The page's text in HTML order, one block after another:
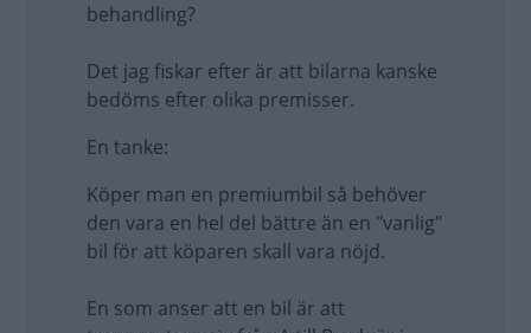
behandling?
Det jag fiskar efter är att bilarna kanske
bedöms efter olika premisser.
En tanke:
Köper man en premiumbil så behöver
den vara en hel del bättre än en "vanlig"
bil för att köparen skall vara nöjd.
En som anser att en bil är att